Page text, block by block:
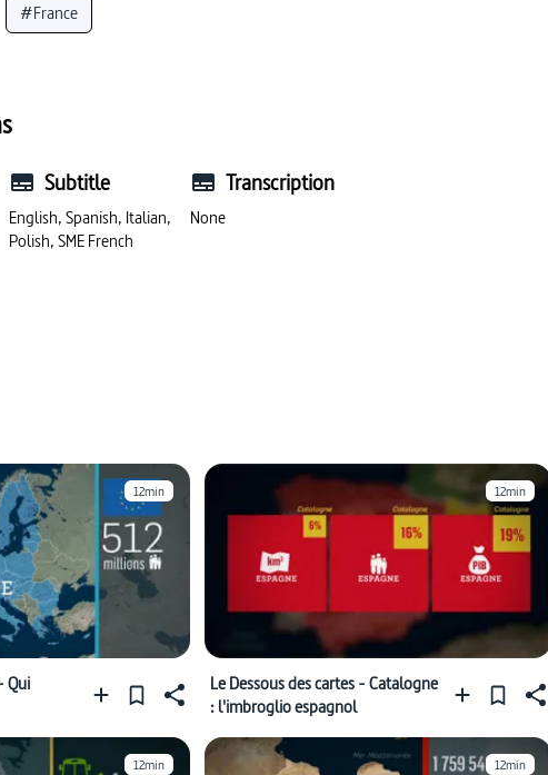
#France
Subtitle
English, Spanish, Italian,
Polish, SME French
Transcription
None
12min
Qui
12min
Le Dessous des cartes - Catalogne
: l'imbroglio espagnol
12min 12min